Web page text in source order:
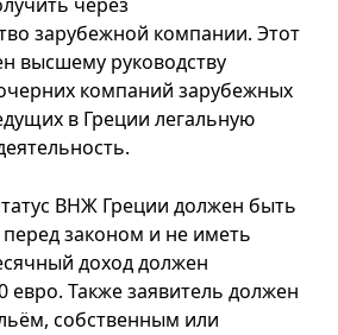
зарубежной компании. Этот
высшему руководству
компаний зарубежных
в Греции легальную
ВНЖ Греции должен быть
законом и не иметь
доход должен
евро. Также заявитель должен
собственным или